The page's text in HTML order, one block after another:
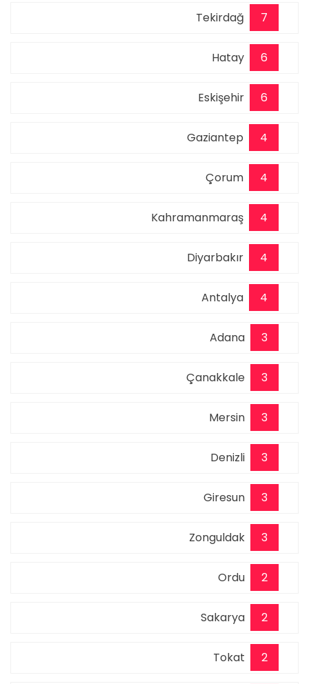
Tekirdağ 7
Hatay 6
Eskişehir 6
Gaziantep 4
Çorum 4
Kahramanmaraş 4
Diyarbakır 4
Antalya 4
Adana 3
Çanakkale 3
Mersin 3
Denizli 3
Giresun 3
Zonguldak 3
Ordu 2
Sakarya 2
Tokat 2